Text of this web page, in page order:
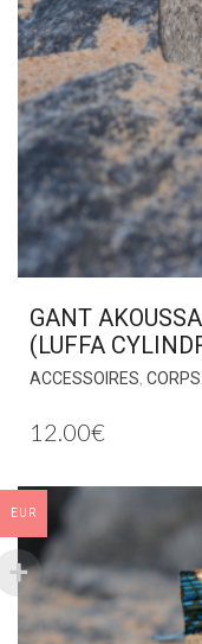
GANT
(LUFFA
ACCESSOIRES CORPS
12.00€
EUR